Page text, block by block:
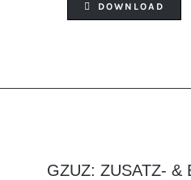
DOWNLOAD
GZUZ: ZUSATZ- &